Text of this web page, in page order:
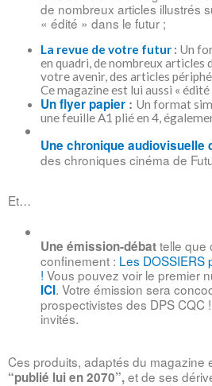
de nombreux articles illustrés
« édité » dans le futur ;
La revue de votre futur : Un
en quadri, de nombreux articles
votre avenir, des articles
Ce magazine est lui aussi «
Un flyer papier : Un format
une feuille A1 plié en 4,
Une chronique audiovisuelle
des chroniques cinéma de
Et…
Une émission-débat telle que
confinement : Les DOSSIERS
!
ICI. Votre émission sera
prospectivistes des DPS CQC
invités.
Ces produits, adaptés du magazine
“publié lui en 2070”, et de ses